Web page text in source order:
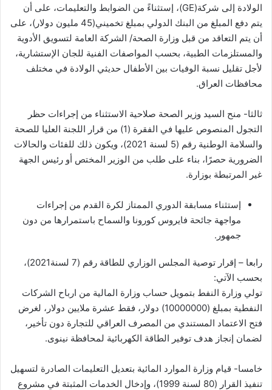
الولادة إلى شركة(GE)، إستثناءً من الضوابط والتعليمات، على أن
يتم دفع المبلغ من البنك الدولي بمبلغ تخميني(45 مليون دولار)، على
أن يتم التعاقد من قبل وزارة الصحة/ الشركة العامة لتسويق الأدوية
والمستلزمات الطبية، بحسب المواصفات الفنية للجان الإستشارية،
لأجل تقليل نسبة الوفيات بين الأطفال حديثي الولادة في مختلف
محافظات العراق.
ثالثا- منح السيد وزير الصحة صلاحية الاستثناء من إجراءات حظر
التجول المنصوص عليها في الفقرة (1) من قرار اللجنة العليا للصحة
والسلامة الوطنية رقم (5 لسنة 2021)، ويكون ذلك للفئات والحالات
الضرورية حصرًا، بناء على طلب من الوزير المختص أو رئيس الجهة
غير المرتبطة بوزارة.
إستثناء مسابقة الدوري الممتاز لكرة القدم من إجراءات
مواجهة جائحة فايروس كورونا والسماح باستمرارها من دون
جمهور.
رابعا – إقرار توصية المجلس الوزاري للطاقة رقم (7 لسنة2021)،
بحسب الآتي:
تولي وزارة النفط بتمويل حساب وزارة المالية من ارباح الشركات
النفطية بمبلغ (10000000) دولار، فقط عشرة ملايين دولار، لغرض
فتح الاعتماد المستندي من المصرف العراقي للتجارة دون تأخير،
لضمان إنجاز هدف توفير الطاقة الكهربائية لمحافظة نينوى.
خامسا- قيام وزارة الموارد المائية بتعديل التعليمات الصادرة لتسهيل
تنفيذ القرار (80 لسنة 1999)، وإدخال الخدمات المثبتة في مشروع